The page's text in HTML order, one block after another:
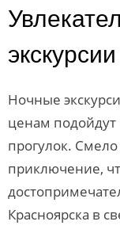
Ночные
ценам
прогулок.
приключение,
Красноярска в